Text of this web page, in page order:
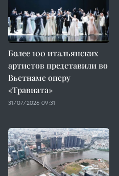
Более 100 итальянских
артистов представили во
Вьетнаме оперу
«Травиата»
31/07/2026 09:31